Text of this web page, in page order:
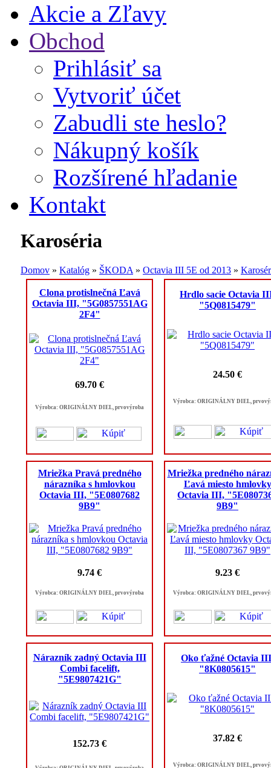
Akcie a Zľavy
Obchod
Prihlásiť sa
Vytvoriť účet
Zabudli ste heslo?
Nákupný košík
Rozšírené hľadanie
Kontakt
Karoséria
Domov » Katalóg » ŠKODA » Octavia III 5E od 2013 »
Clona protislnečná Ľavá
Octavia III, "5G0857551AG
2F4"
69.70 €
Výrobca: ORIGINÁLNY DIEL, prvovýroba
Hrdlo sacie Octavia
"5Q0815479"
24.50 €
Výrobca: ORIGINÁLNY DIEL,
Mriežka Pravá predného
nárazníka s hmlovkou
Octavia III, "5E0807682
9B9"
9.74 €
Výrobca: ORIGINÁLNY DIEL, prvovýroba
Mriežka predného
Ľavá miesto hmlovky
Octavia III,
9B9"
9.23 €
Výrobca: ORIGINÁLNY DIEL,
Nárazník zadný Octavia III
Combi facelift,
"5E9807421G"
152.73 €
Oko ťažné Octavia
"8K0805615"
37.82 €
Výrobca: ORIGINÁLNY DIEL,